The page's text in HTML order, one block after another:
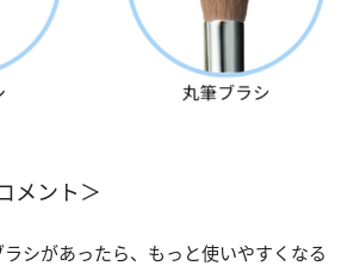
メント＞
ラシがあったら、もっと使いやすくなる